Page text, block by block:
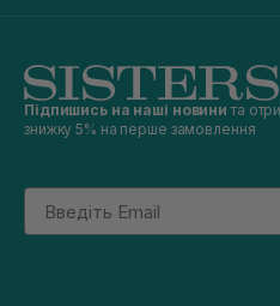
Підпишись на наші новини та
знижку 5% на перше замовлення
Email